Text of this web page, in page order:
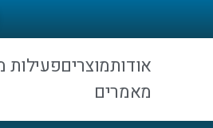
אודותמוצרים
מאמרים